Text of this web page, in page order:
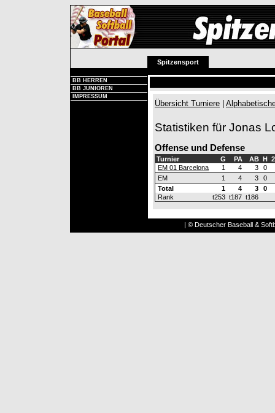
Spitzensport
BB HERREN
BB JUNIOREN
IMPRESSUM
Übersicht Turniere
Statistiken für Jonas
Offense und Defense
Turnier G PA AB H
EM 01 Barcelona
1 4 3
0
EM
1 4 3
0
Total
1 4 3
0
Rank
t253 t187 t186
| © Deutscher Baseball &